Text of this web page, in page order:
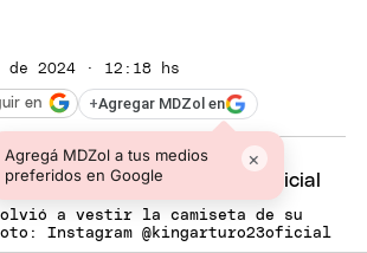
de 2024 · 12:18 hs
+Agregar MDZol en
Agregá MDZol a tus medios
preferidos en Google
×
en
a vestir la camiseta de su
Instagram @kingarturo23oficial